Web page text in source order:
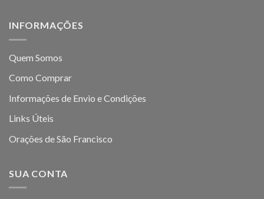
INFORMAÇÕES
Quem Somos
Como Comprar
Informações de Envio e Condições
Links Úteis
Orações de São Francisco
SUA CONTA